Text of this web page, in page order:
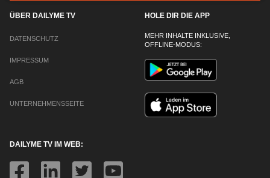
ÜBER DAILYME TV
DATENSCHUTZ
IMPRESSUM
AGB
UNTERNEHMENSSEITE
HOLE DIR DIE APP
MEHR INHALTE INKLUSIVE,
OFFLINE-MODUS:
DAILYME TV IM WEB: